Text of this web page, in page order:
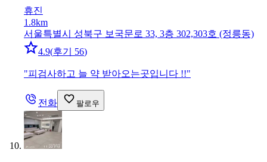
휴진
1.8km
서울특별시 성북구 보국문로 33, 3층 302,303호 (정릉동)
4.9(후기 56)
"피검사하고 늘 약 받아오는곳입니다 !!"
전화 팔로우